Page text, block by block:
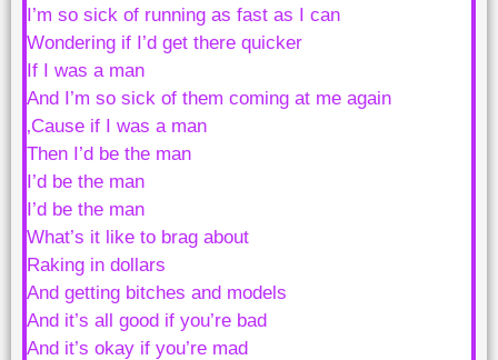
I’m so sick of running as fast as I can
Wondering if I’d get there quicker
If I was a man
And I’m so sick of them coming at me again
‚Cause if I was a man
Then I’d be the man
I’d be the man
I’d be the man
What’s it like to brag about
Raking in dollars
And getting bitches and models
And it’s all good if you’re bad
And it’s okay if you’re mad